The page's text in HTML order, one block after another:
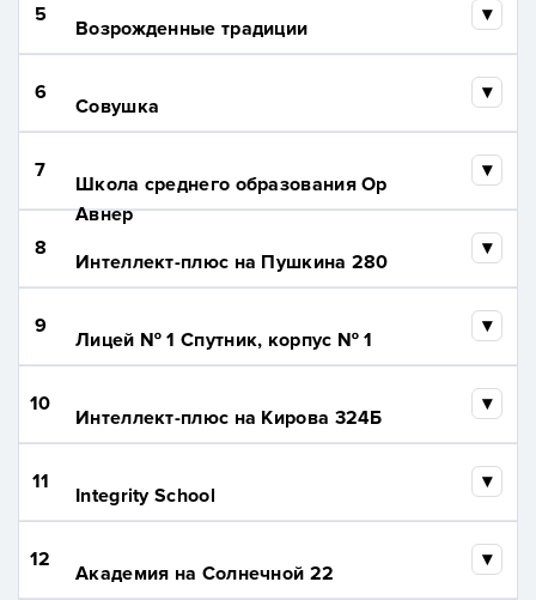
5
Возрожденные традиции
6
Совушка
7
Школа среднего образования Ор
Авнер
8
Интеллект-плюс на Пушкина 280
9
Лицей № 1 Спутник, корпус № 1
10
Интеллект-плюс на Кирова 324Б
11
Integrity School
12
Академия на Солнечной 22